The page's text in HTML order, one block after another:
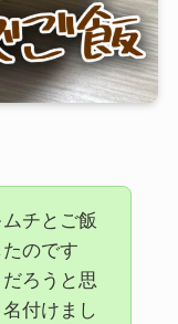
チとご飯
のです
ろうと思
付けまし